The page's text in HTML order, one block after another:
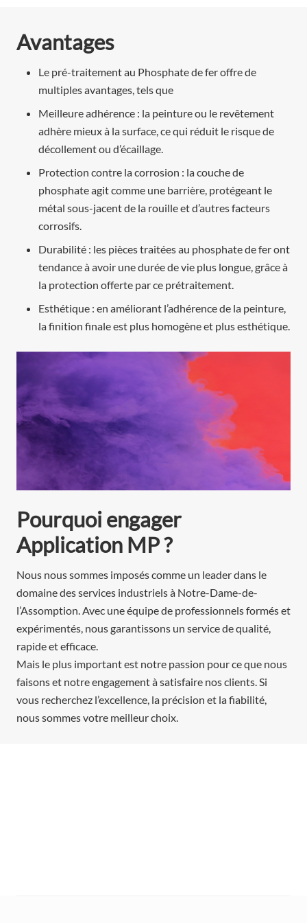
Avantages
Le pré-traitement au Phosphate de fer offre de
multiples avantages, tels que
Meilleure adhérence : la peinture ou le revêtement
adhère mieux à la surface, ce qui réduit le risque de
décollement ou d’écaillage.
Protection contre la corrosion : la couche de
phosphate agit comme une barrière, protégeant le
métal sous-jacent de la rouille et d’autres facteurs
corrosifs.
Durabilité : les pièces traitées au phosphate de fer ont
tendance à avoir une durée de vie plus longue, grâce à
la protection offerte par ce prétraitement.
Esthétique : en améliorant l’adhérence de la peinture,
la finition finale est plus homogène et plus esthétique.
Pourquoi engager
Application MP ?
Nous nous sommes imposés comme un leader dans le
domaine des services industriels à Notre-Dame-de-
l’Assomption. Avec une équipe de professionnels formés et
expérimentés, nous garantissons un service de qualité,
rapide et efficace.
Mais le plus important est notre passion pour ce que nous
faisons et notre engagement à satisfaire nos clients. Si
vous recherchez l’excellence, la précision et la fiabilité,
nous sommes votre meilleur choix.